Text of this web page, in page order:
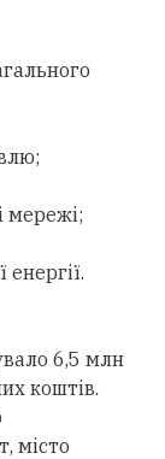
мережі;
6,5 млн
коштів.
місто